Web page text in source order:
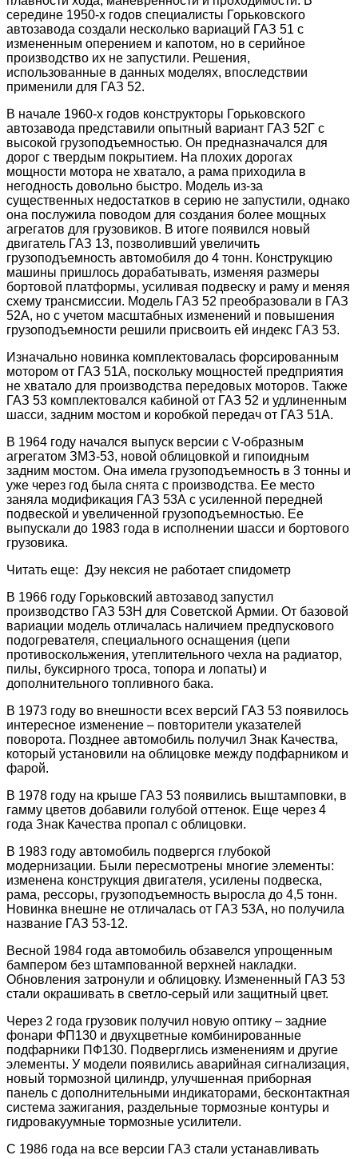
середине 1950-х годов специалисты Горьковского
автозавода создали несколько вариаций ГАЗ 51 с
измененным оперением и капотом, но в серийное
производство их не запустили. Решения,
использованные в данных моделях, впоследствии
применили для ГАЗ 52.
В начале 1960-х годов конструкторы Горьковского
автозавода представили опытный вариант ГАЗ 52Г с
высокой грузоподъемностью. Он предназначался для
дорог с твердым покрытием. На плохих дорогах
мощности мотора не хватало, а рама приходила в
негодность довольно быстро. Модель из-за
существенных недостатков в серию не запустили, однако
она послужила поводом для создания более мощных
агрегатов для грузовиков. В итоге появился новый
двигатель ГАЗ 13, позволивший увеличить
грузоподъемность автомобиля до 4 тонн. Конструкцию
машины пришлось дорабатывать, изменяя размеры
бортовой платформы, усиливая подвеску и раму и меняя
схему трансмиссии. Модель ГАЗ 52 преобразовали в ГАЗ
52А, но с учетом масштабных изменений и повышения
грузоподъемности решили присвоить ей индекс ГАЗ 53.
Изначально новинка комплектовалась форсированным
мотором от ГАЗ 51А, поскольку мощностей предприятия
не хватало для производства передовых моторов. Также
ГАЗ 53 комплектовался кабиной от ГАЗ 52 и удлиненным
шасси, задним мостом и коробкой передач от ГАЗ 51А.
В 1964 году начался выпуск версии с V-образным
агрегатом ЗМЗ-53, новой облицовкой и гипоидным
задним мостом. Она имела грузоподъемность в 3 тонны и
уже через год была снята с производства. Ее место
заняла модификация ГАЗ 53А с усиленной передней
подвеской и увеличенной грузоподъемностью. Ее
выпускали до 1983 года в исполнении шасси и бортового
грузовика.
Читать еще: Дэу нексия не работает спидометр
В 1966 году Горьковский автозавод запустил
производство ГАЗ 53Н для Советской Армии. От базовой
вариации модель отличалась наличием предпускового
подогревателя, специального оснащения (цепи
противоскольжения, утеплительного чехла на радиатор,
пилы, буксирного троса, топора и лопаты) и
дополнительного топливного бака.
В 1973 году во внешности всех версий ГАЗ 53 появилось
интересное изменение – повторители указателей
поворота. Позднее автомобиль получил Знак Качества,
который установили на облицовке между подфарником и
фарой.
В 1978 году на крыше ГАЗ 53 появились выштамповки, в
гамму цветов добавили голубой оттенок. Еще через 4
года Знак Качества пропал с облицовки.
В 1983 году автомобиль подвергся глубокой
модернизации. Были пересмотрены многие элементы:
изменена конструкция двигателя, усилены подвеска,
рама, рессоры, грузоподъемность выросла до 4,5 тонн.
Новинка внешне не отличалась от ГАЗ 53А, но получила
название ГАЗ 53-12.
Весной 1984 года автомобиль обзавелся упрощенным
бампером без штампованной верхней накладки.
Обновления затронули и облицовку. Измененный ГАЗ 53
стали окрашивать в светло-серый или защитный цвет.
Через 2 года грузовик получил новую оптику – задние
фонари ФП130 и двухцветные комбинированные
подфарники ПФ130. Подверглись изменениям и другие
элементы. У модели появились аварийная сигнализация,
новый тормозной цилиндр, улучшенная приборная
панель с дополнительными индикаторами, бесконтактная
система зажигания, раздельные тормозные контуры и
гидровакуумные тормозные усилители.
С 1986 года на все версии ГАЗ стали устанавливать